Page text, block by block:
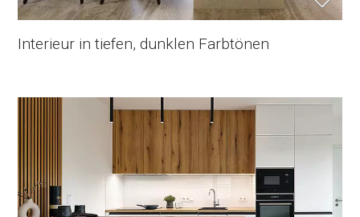
Interieur in tiefen, dunklen Farbtönen